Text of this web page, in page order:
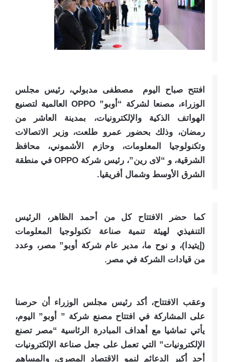
افتتح صباح اليوم مصطفى مدبولي، رئيس مجلس
الوزراء، مصنعا لشركة “أوبو” OPPO العالمية لتصنيع
الهواتف الذكية والإلكترونيات، بمدينة العاشر من
رمضان، وذلك بحضور عمرو طلعت، وزير الاتصالات
وتكنولوجيا المعلومات، وحازم الأشموني، محافظ
الشرقية، و “لاى رين”، رئيس شركة OPPO في منطقة
الشرق الأوسط وشمال أفريقيا.
كما حضر الافتتاح كل من أحمد الظاهر، الرئيس
التنفيذي لهيئة تنمية صناعة تكنولوجيا المعلومات
(إيتيدا)، و نوح ما، مدير عام شركة أوبو” مصر، وعدد
من قيادات الشركة في مصر.
وعقب الافتتاح، أكد رئيس مجلس الوزراء أن حرصنا
على المشاركة في افتتاح مصنع شركة ” أوبو” اليوم،
يأتي تماشيا مع أهداف المبادرة الرئاسية “مصر تصنع
الإلكترونيات” التي تعمل على جعل صناعة الإلكترونيات
أحد أكبر الدعائم لنمو الاقتصاد المصري، والمساهم